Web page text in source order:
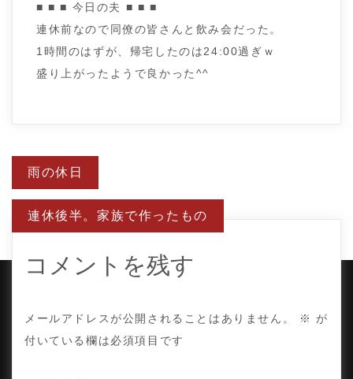
■ ■ ■ 今日の夫 ■ ■ ■
連休前なので同僚の皆さんと飲み会だった。
1時間のはずが、帰宅したのは24:00過ぎｗ
盛り上がったようで良かった^^
投
稿
ナ
ビ
ゲ
ー
ョ
ン
雨の休日
連休後半。家族で作ったもの
コメントを残す
メールアドレスが公開されることはありません。 ※
が
付いている欄は必須項目です